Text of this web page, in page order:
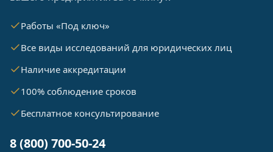
Работы «Под ключ»
Все виды исследований для юридических лиц
Наличие аккредитации
100% соблюдение сроков
Бесплатное консультирование
8 (800) 700-50-24